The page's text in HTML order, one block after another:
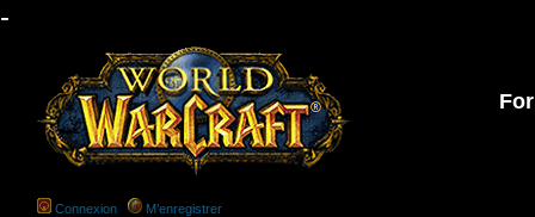
-
Connexion M’enregistrer